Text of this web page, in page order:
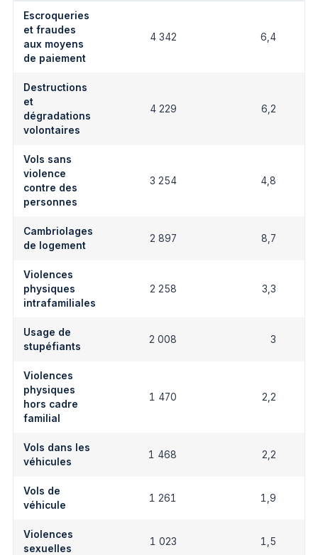
Escroqueries
et fraudes
aux moyens
de paiement
4 342 6,4
Destructions
et
dégradations
volontaires
4 229 6,2
Vols sans
violence
contre des
personnes
3 254 4,8
Cambriolages
de logement
2 897 8,7
Violences
physiques
intrafamiliales
2 258 3,3
Usage de
stupéfiants
2 008 3
Violences
physiques
hors cadre
familial
1 470 2,2
Vols dans les
véhicules
1 468 2,2
Vols de
véhicule
1 261 1,9
Violences
sexuelles
1 023 1,5